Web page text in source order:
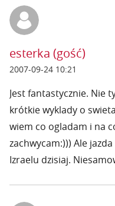
esterka (gość)
2007-09-24 10:21
Jest fantastycznie. Nie
krótkie wyklady o
wiem co ogladam i na
zachwycam:))) Ale
Izraelu dzisiaj.